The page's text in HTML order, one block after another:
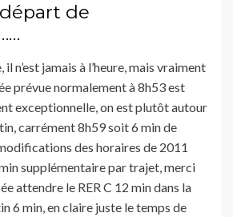
de
n’est jamais à l’heure, mais vraiment
prévue normalement à 8h53 est
exceptionnelle, on est plutôt autour
carrément 8h59 soit 6 min de
des horaires de 2011
supplémentaire par trajet, merci
attendre le RER C 12 min dans la
6 min, en claire juste le temps de